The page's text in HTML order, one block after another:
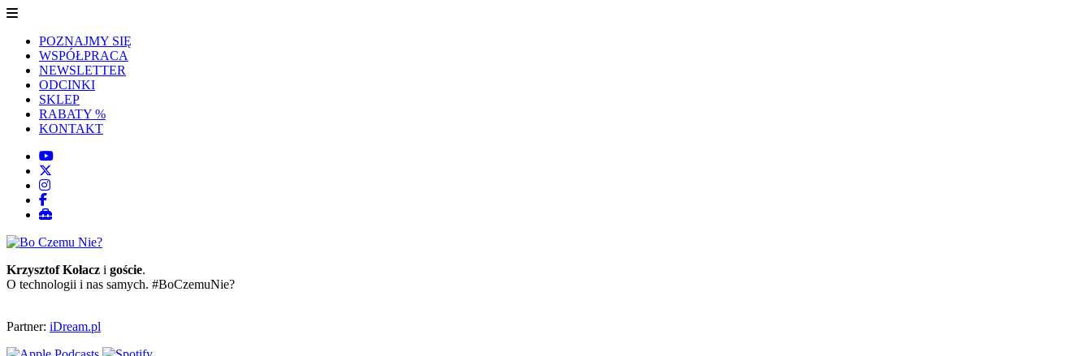
POZNAJMY SIĘ
WSPÓŁPRACA
NEWSLETTER
ODCINKI
SKLEP
RABATY %
KONTAKT
Krzysztof Kołacz i goście.
O technologii i nas samych. #BoCzemuNie?
Partner: iDream.pl